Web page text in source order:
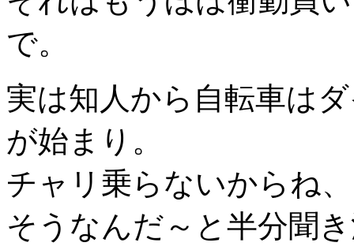
で。
実は知人から自転車は
が始まり。
チャリ乗らないからね
そうなんだ～と半分聞